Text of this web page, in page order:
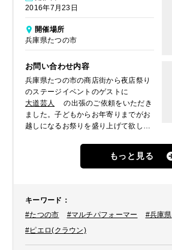
2016年7月23日
開催場所
兵庫県たつの市
お問い合わせ内容
兵庫県たつの市の商店街から夜店祭り
のステージイベントのゲストに
大道芸人
の出張のご依頼をいただき
ました。子どもからお年寄りまでがお
越しになるお祭りを盛り上げて欲しい
ンアートなど多彩な芸を持つ
をご紹介、派遣
もっと見る
キーワード ：
#たつの市
#マルチパフォーマー #兵庫県
#ピエロ(クラウン)